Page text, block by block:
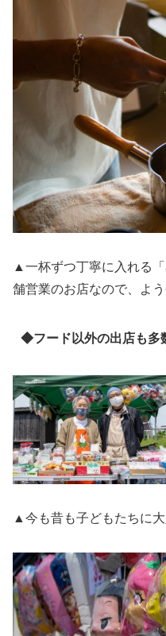
▲一杯ずつ丁寧に入れる
舗営業のお店なので、よ
◆フード以外の出店も多
▲今も昔も子どもたちに